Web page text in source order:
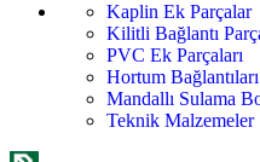
Kaplin Ek Parçalar
Kilitli Bağlantı
PVC Ek Parçaları
Hortum
Mandallı Sulama
Teknik Malzemeler